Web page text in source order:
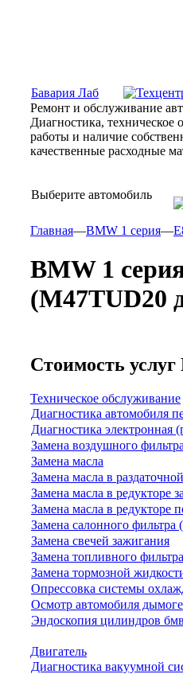
Бавария Лаб
Ремонт и обслуживание
Диагностика,
работы и наличие
качественные расходные
Выберите автомобиль
Главная—BMW 1 серия—
BMW 1
(M47TUD20
Стоимость
Техническое обслуживание
Диагностика автомобиля
Диагностика электронная
Замена воздушного фильтра
Замена масла
Замена масла в
Замена масла в редукторе
Замена масла в редукторе
Замена салонного фильтра
Замена свечей зажигания
Замена топливного фильтра
Замена тормозной
Опрессовка системы
Осмотр автомобиля
Эндоскопия цилиндров
Двигатель
Диагностика вакуумной